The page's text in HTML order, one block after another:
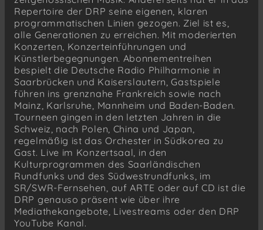
Repertoire der DRP seine eigenen, klaren
programmatischen Linien gezogen. Ziel ist es,
alle Generationen zu erreichen. Mit moderierten
Konzerten, Konzerteinführungen und
Künstlerbegegnungen. Abonnementreihen
bespielt die Deutsche Radio Philharmonie in
Saarbrücken und Kaiserslautern, Gastspiele
führen ins grenznahe Frankreich sowie nach
Mainz, Karlsruhe, Mannheim und Baden-Baden.
Tourneen gingen in den letzten Jahren in die
Schweiz, nach Polen, China und Japan,
regelmäßig ist das Orchester in Südkorea zu
Gast. Live im Konzertsaal, in den
Kulturprogrammen des Saarländischen
Rundfunks und des Südwestrundfunks, im
SR/SWR-Fernsehen, auf ARTE oder auf CD ist die
DRP genauso präsent wie über ihre
Mediathekangebote, Livestreams oder den DRP
YouTube Kanal.